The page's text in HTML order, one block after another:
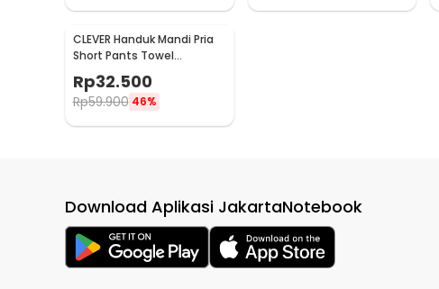
CLEVER Handuk Mandi Pria
Short Pants Towel
Microfiber Soft Wearable
140x30cm - CL140
Rp32.500
Rp59.900 46%
Download Aplikasi JakartaNotebook